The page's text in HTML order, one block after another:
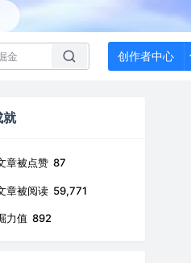
创作者中心
就
章被点赞 87
章被阅读 59,771
力值 892